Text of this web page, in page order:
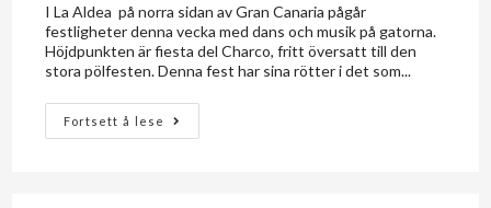
I La Aldea på norra sidan av Gran Canaria pågår
festligheter denna vecka med dans och musik på gatorna.
Höjdpunkten är fiesta del Charco, fritt översatt till den
stora pölfesten. Denna fest har sina rötter i det som...
Fortsett å lese